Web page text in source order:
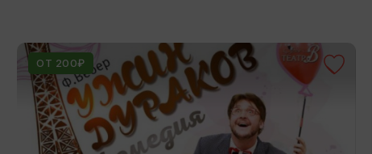
ОТ 200₽